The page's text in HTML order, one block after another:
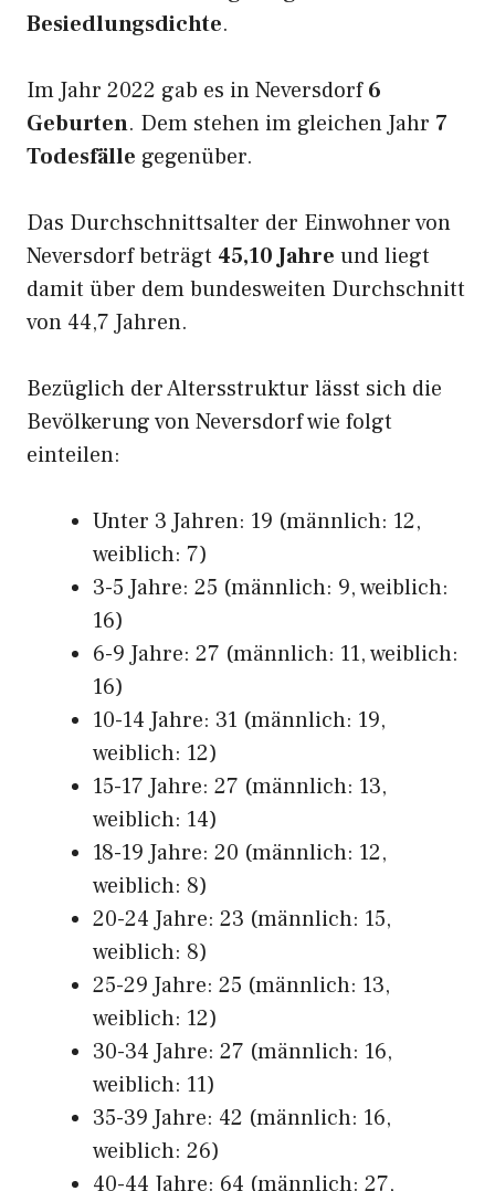
Besiedlungsdichte.
Im Jahr 2022 gab es in Neversdorf6
Geburten. Dem stehen im gleichen Jahr 7
Todesfälle gegenüber.
Das Durchschnittsalter der Einwohner von
Neversdorf beträgt 45,10 Jahre und liegt
damit über dem bundesweiten Durchschnitt
von 44,7 Jahren.
Bezüglich der Altersstruktur lässt sich die
Bevölkerung von Neversdorf wie folgt
einteilen:
Unter 3 Jahren: 19 (männlich: 12,
weiblich: 7)
3-5 Jahre: 25 (männlich: 9, weiblich:
16)
6-9 Jahre: 27 (männlich: 11, weiblich:
16)
10-14 Jahre: 31 (männlich: 19,
weiblich: 12)
15-17 Jahre: 27 (männlich: 13,
weiblich: 14)
18-19 Jahre: 20 (männlich: 12,
weiblich: 8)
20-24 Jahre: 23 (männlich: 15,
weiblich: 8)
25-29 Jahre: 25 (männlich: 13,
weiblich: 12)
30-34 Jahre: 27 (männlich: 16,
weiblich: 11)
35-39 Jahre: 42 (männlich: 16,
weiblich: 26)
40-44 Jahre: 64 (männlich: 27,